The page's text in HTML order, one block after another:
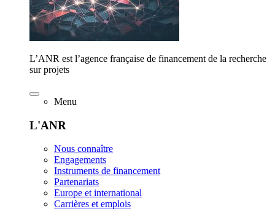
L’ANR est l’agence française de financement de la recherche
sur projets
Menu
L'ANR
Nous connaître
Engagements
Instruments de financement
Partenariats
Europe et international
Carrières et emplois